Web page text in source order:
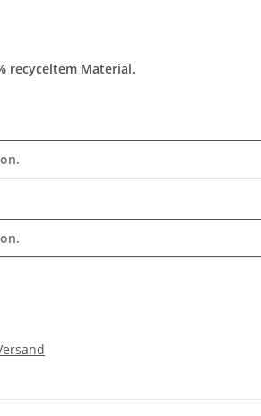
recyceltem Material.